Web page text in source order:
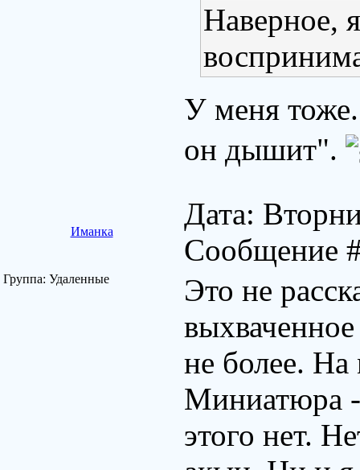
Наверное,
У меня
он дышит".
Иманка
Дата:
Сообщение
Группа: Удаленные
Это не
не более. На
Миниатюра -
этого нет.